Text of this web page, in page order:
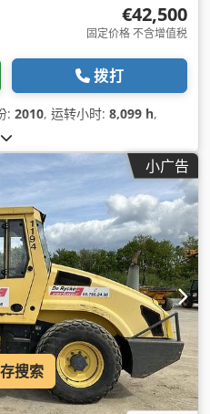
€42,500
固定价格 不含增值税
拨打
: 2010, 运转小时: 8,099 h,
小广告
搜索